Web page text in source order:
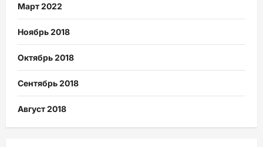
Март 2022
Ноябрь 2018
Октябрь 2018
Сентябрь 2018
Август 2018